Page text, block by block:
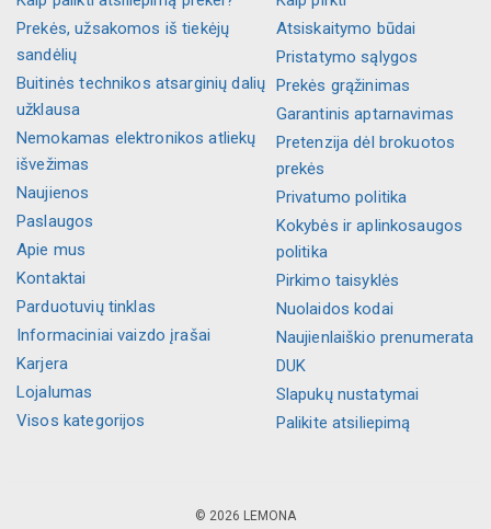
Prekės, užsakomos iš tiekėjų
sandėlių
Buitinės technikos atsarginių dalių
užklausa
Nemokamas elektronikos atliekų
išvežimas
Naujienos
Paslaugos
Apie mus
Kontaktai
Parduotuvių tinklas
Informaciniai vaizdo įrašai
Karjera
Lojalumas
Visos kategorijos
Atsiskaitymo būdai
Pristatymo sąlygos
Prekės grąžinimas
Garantinis aptarnavimas
Pretenzija dėl brokuotos
prekės
Privatumo politika
Kokybės ir aplinkosaugos
politika
Pirkimo taisyklės
Nuolaidos kodai
Naujienlaiškio prenumerata
DUK
Slapukų nustatymai
Palikite atsiliepimą
© 2026 LEMONA